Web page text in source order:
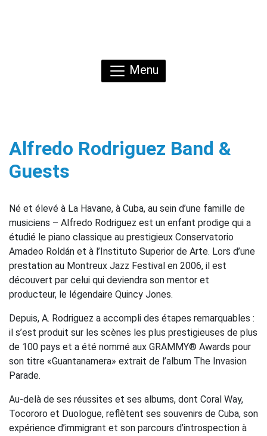
Menu
Alfredo Rodriguez Band &
Guests
Né et élevé à La Havane, à Cuba, au sein d’une famille de
musiciens – Alfredo Rodriguez est un enfant prodige qui a
étudié le piano classique au prestigieux Conservatorio
Amadeo Roldán et à l’Instituto Superior de Arte. Lors d’une
prestation au Montreux Jazz Festival en 2006, il est
découvert par celui qui deviendra son mentor et
producteur, le légendaire Quincy Jones.
Depuis, A. Rodriguez a accompli des étapes remarquables :
il s’est produit sur les scènes les plus prestigieuses de plus
de 100 pays et a été nommé aux GRAMMY® Awards pour
son titre «Guantanamera» extrait de l’album The Invasion
Parade.
Au-delà de ses réussites et ses albums, dont Coral Way,
Tocororo et Duologue, reflètent ses souvenirs de Cuba, son
expérience d’immigrant et son parcours d’introspection à